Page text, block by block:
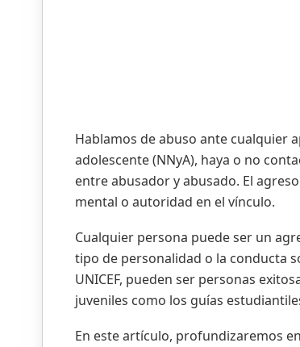
Hablamos de abuso ante cualquier
adolescente (NNyA), haya o no
entre abusador y abusado. El
mental o autoridad en el vínculo.
Cualquier persona puede ser un
tipo de personalidad o la conducta
UNICEF, pueden ser personas
juveniles como los guías
En este artículo, profundizaremos